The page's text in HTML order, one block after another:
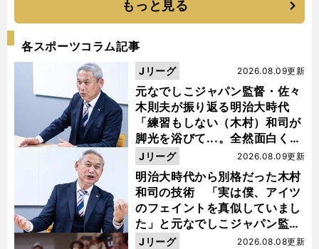
もっと見る
各スポーツコラム記事
元なでしこジャパン監督・佐々
木則夫が振り返る明治大時代
「練習もしない（木村）和司が
脚光を浴びて...。全然面白くな
い４年間でした」
2026.08.09更新
Jリーグ
明治大時代から別格だった木村
和司の技術 「実は僕、アイツ
のフェイントを真似していまし
た」と元なでしこジャパン監
督・佐々木則夫
2026.08.09更新
Jリーグ
2026.08.08更新
Jリーグ